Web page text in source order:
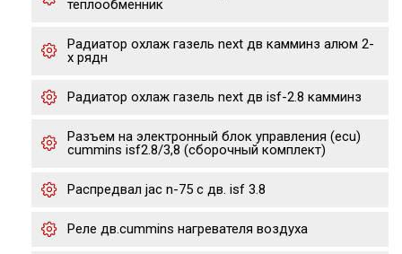
теплообменник
Радиатор охлаж газель next дв камминз алюм 2-
х рядн
Радиатор охлаж газель next дв isf-2.8 камминз
Разъем на электронный блок управления (ecu)
cummins isf2.8/3,8 (сборочный комплект)
Распредвал jac n-75 с дв. isf 3.8
Реле дв.cummins нагревателя воздуха